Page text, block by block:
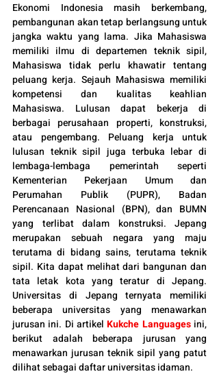
Ekonomi Indonesia masih berkembang,
pembangunan akan tetap berlangsung untuk
jangka waktu yang lama. Jika Mahasiswa
memiliki ilmu di departemen teknik sipil,
Mahasiswa tidak perlu khawatir tentang
peluang kerja. Sejauh Mahasiswa memiliki
kompetensi dan kualitas keahlian
Mahasiswa. Lulusan dapat bekerja di
berbagai perusahaan properti, konstruksi,
atau pengembang. Peluang kerja untuk
lulusan teknik sipil juga terbuka lebar di
lembaga-lembaga pemerintah seperti
Kementerian Pekerjaan Umum dan
Perumahan Publik (PUPR), Badan
Perencanaan Nasional (BPN), dan BUMN
yang terlibat dalam konstruksi. Jepang
merupakan sebuah negara yang maju
terutama di bidang sains, terutama teknik
sipil. Kita dapat melihat dari bangunan dan
tata letak kota yang teratur di Jepang.
Universitas di Jepang ternyata memiliki
beberapa universitas yang menawarkan
jurusan ini. Di artikel Kukche Languages ini,
berikut adalah beberapa jurusan yang
menawarkan jurusan teknik sipil yang patut
dilihat sebagai daftar universitas idaman.